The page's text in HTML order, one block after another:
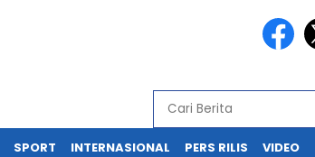
SPORT INTERNASIONAL PERS RILIS VIDEO